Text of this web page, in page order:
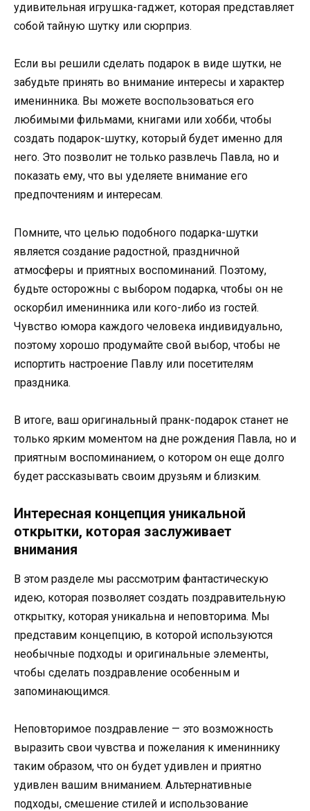
удивительная игрушка-гаджет, которая представляет
собой тайную шутку или сюрприз.
Если вы решили сделать подарок в виде шутки, не
забудьте принять во внимание интересы и характер
именинника. Вы можете воспользоваться его
любимыми фильмами, книгами или хобби, чтобы
создать подарок-шутку, который будет именно для
него. Это позволит не только развлечь Павла, но и
показать ему, что вы уделяете внимание его
предпочтениям и интересам.
Помните, что целью подобного подарка-шутки
является создание радостной, праздничной
атмосферы и приятных воспоминаний. Поэтому,
будьте осторожны с выбором подарка, чтобы он не
оскорбил именинника или кого-либо из гостей.
Чувство юмора каждого человека индивидуально,
поэтому хорошо продумайте свой выбор, чтобы не
испортить настроение Павлу или посетителям
праздника.
В итоге, ваш оригинальный пранк-подарок станет не
только ярким моментом на дне рождения Павла, но и
приятным воспоминанием, о котором он еще долго
будет рассказывать своим друзьям и близким.
Интересная концепция уникальной
открытки, которая заслуживает
внимания
В этом разделе мы рассмотрим фантастическую
идею, которая позволяет создать поздравительную
открытку, которая уникальна и неповторима. Мы
представим концепцию, в которой используются
необычные подходы и оригинальные элементы,
чтобы сделать поздравление особенным и
запоминающимся.
Неповторимое поздравление — это возможность
выразить свои чувства и пожелания к имениннику
таким образом, что он будет удивлен и приятно
удивлен вашим вниманием. Альтернативные
подходы, смешение стилей и использование